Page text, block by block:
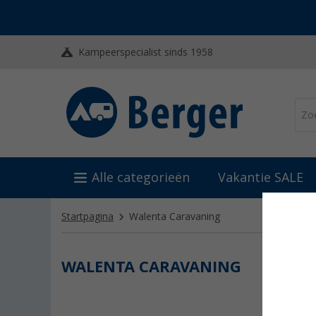
Kampeerspecialist sinds 1958
Alle categorieën Vakantie SALE
Startpagina Walenta Caravaning
WALENTA CARAVANING